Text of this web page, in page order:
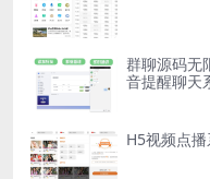
群聊源码无
音提醒聊天
H5视频点